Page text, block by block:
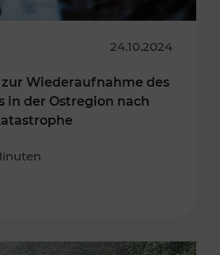
24.10.2024
Wiederaufnahme des
in der Ostregion nach